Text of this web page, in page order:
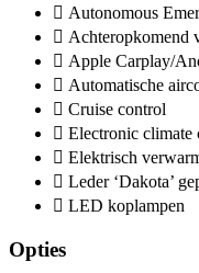
Autonomous
Achteropkomend
Apple Carplay/
Automatische
Cruise control
Electronic climate
Elektrisch
Leder ‘Dakota’
LED koplampen
Opties